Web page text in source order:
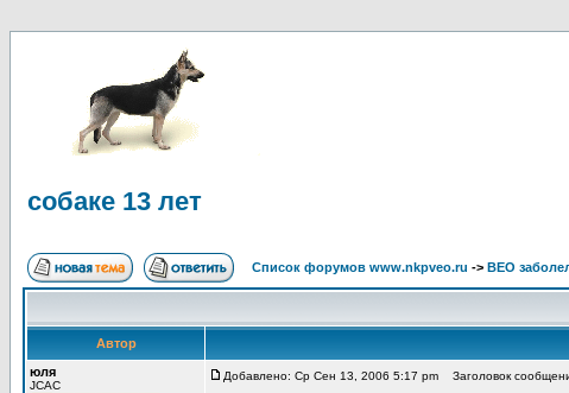
собаке 13 лет
Список форумов www.nkpveo.ru -> ВЕО
Автор
юля
JCAC
Добавлено: Ср Сен 13, 2006 5:17 pm Заголовок